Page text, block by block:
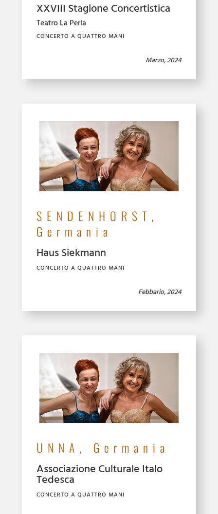
XXVIII Stagione Concertistica
Teatro La Perla
CONCERTO A QUATTRO MANI
Marzo, 2024
SENDENHORST,
Germania
Haus Siekmann
CONCERTO A QUATTRO MANI
Febbario, 2024
UNNA, Germania
Associazione Culturale Italo
Tedesca
CONCERTO A QUATTRO MANI